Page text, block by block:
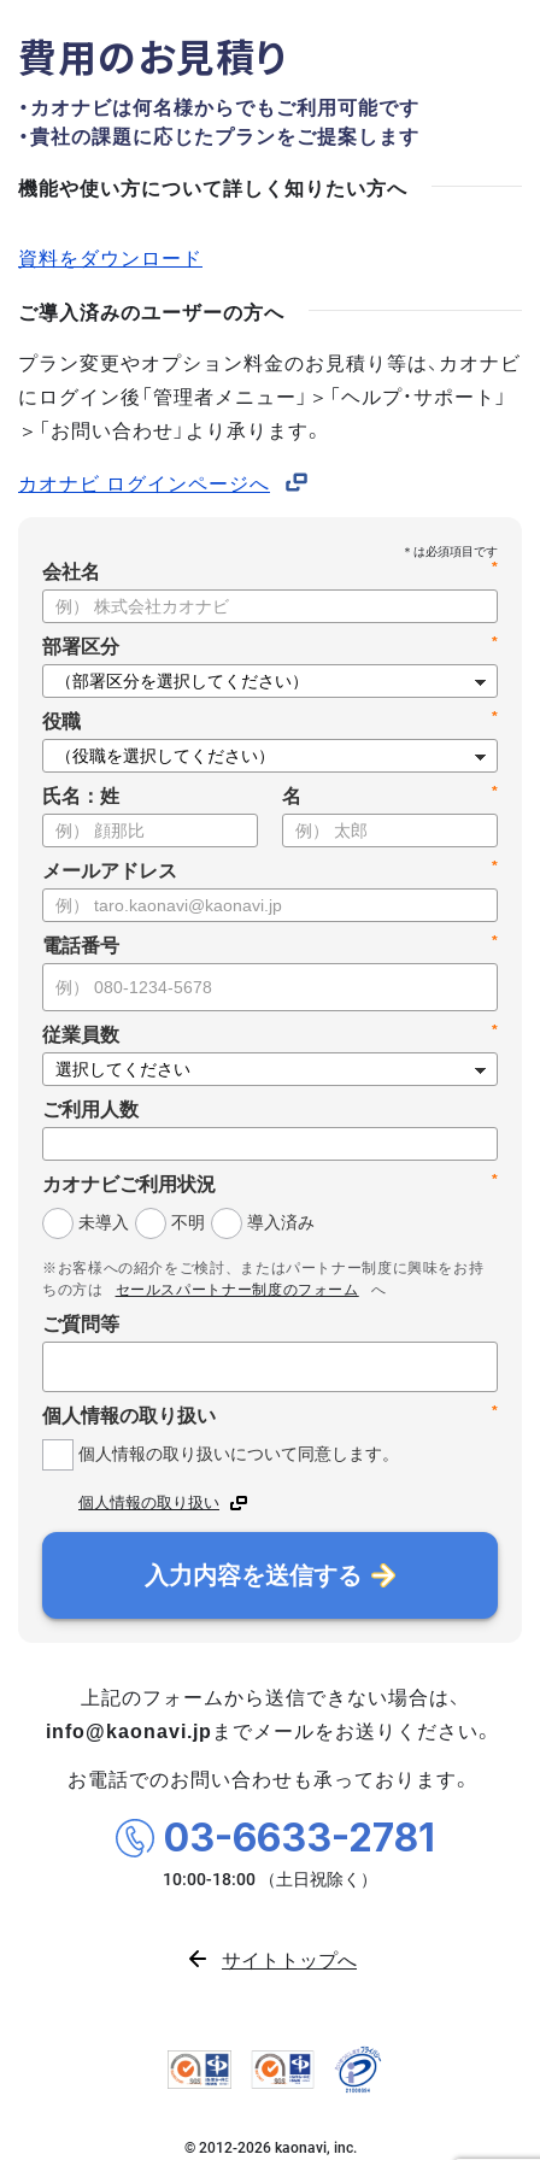
費用のお見積り
・カオナビは何名様からでもご利用可能です
・貴社の課題に応じたプランをご提案します
機能や使い方について詳しく知りたい方へ
資料をダウンロード
ご導入済みのユーザーの方へ
プラン変更やオプション料金のお見積り等は、カオナビ
にログイン後「管理者メニュー」＞「ヘルプ・サポート」
＞「お問い合わせ」より承ります。
カオナビ ログインページへ
*
会社名
*
部署区分
*
役職
氏名：姓 *
名
*
メールアドレス
*
電話番号
*
従業員数
ご利用人数
*
カオナビご利用状況
未導入
不明 導入済み
※お客様への紹介をご検討、またはパートナー制度に興味をお持
ちの方は
セールスパートナー制度のフォーム へ
ご質問等
*
個人情報の取り扱い
個人情報の取り扱いについて同意します。
個人情報の取り扱い
入力内容を送信する
上記のフォームから送信できない場合は、
info@kaonavi.jp までメールをお送りください。
お電話でのお問い合わせも承っております。
03-6633-2781
サイトトップへ
© 2012-2026kaonavi, inc.